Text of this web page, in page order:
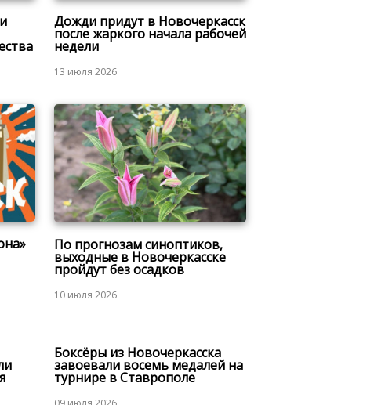
Дожди придут в Новочеркасск
после жаркого начала рабочей
недели
13 июля 2026
По прогнозам синоптиков,
выходные в Новочеркасске
пройдут без осадков
10 июля 2026